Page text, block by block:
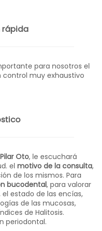
rápida
para nosotros el
control muy exhaustivo
Oto, le escuchará
el motivo de la consulta,
de los mismos. Para
bucodental, para valorar
estado de las encías,
de las mucosas,
de Halitosis.
periodontal.